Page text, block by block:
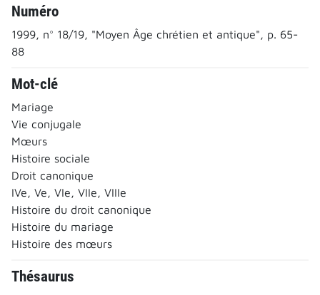
Numéro
1999, n° 18/19, "Moyen Âge chrétien et antique", p. 65-
88
Mot-clé
Mariage
Vie conjugale
Mœurs
Histoire sociale
Droit canonique
IVe, Ve, VIe, VIIe, VIIIe
Histoire du droit canonique
Histoire du mariage
Histoire des mœurs
Thésaurus